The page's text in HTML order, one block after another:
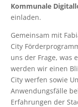
Kommunale
einladen.
Gemeinsam mit
City
uns der Frage, was
werden wir einen
City werfen sowie
Anwendungsfälle
Erfahrungen der